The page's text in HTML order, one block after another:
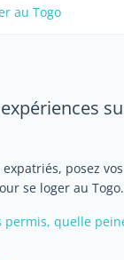
au Togo
posez
se loger au Togo.
quelle